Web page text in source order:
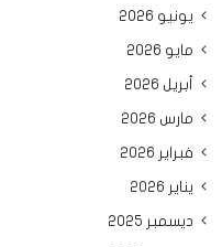
يونيو 2026
مايو 2026
أبريل 2026
مارس 2026
فبراير 2026
يناير 2026
ديسمبر 2025